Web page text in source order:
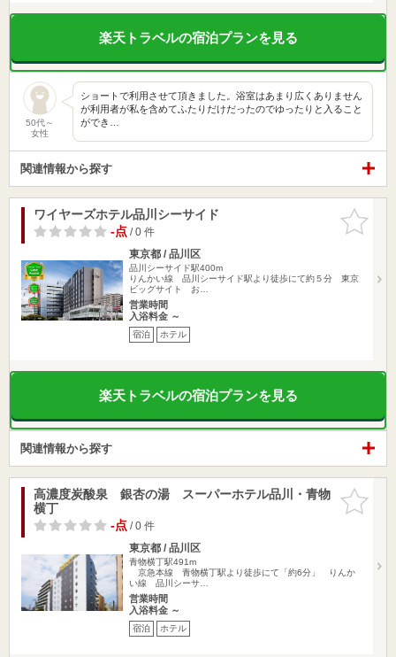
楽天トラベルの宿泊プランを見る
50代～
女性
ショートで利用させて頂きました。浴室はあまり広くありません
が利用者が私を含めてふたりだけだったのでゆったりと入ること
ができ…
関連情報から探す
お気に入
りに追加
ワイヤーズホテル品川シーサイド
-点/ 0 件
東京都 / 品川区
品川シーサイド駅400m
りんかい線 品川シーサイド駅より徒歩にて約５分 東京
ビッグサイト お…
営業時間
入浴料金 ～
宿泊 ホテル
楽天トラベルの宿泊プランを見る
関連情報から探す
お気に入
りに追加
高濃度炭酸泉 銀杏の湯 スーパーホテル品川・青物
横丁
-点/ 0 件
東京都 / 品川区
青物横丁駅491m
京急本線 青物横丁駅より徒歩にて「約6分」 りんか
い線 品川シーサ…
営業時間
入浴料金 ～
宿泊 ホテル